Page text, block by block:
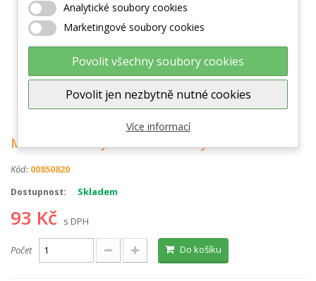
Zobrazit větší
Míč nafouknutý dinosaurus vinyl
Kód: 00850820
Dostupnost: Skladem
93 Kč s DPH
Počet Do košíku
Analytické soubory cookies
Marketingové soubory cookies
Povolit všechny soubory cookies
Povolit jen nezbytně nutné cookies
Více informací